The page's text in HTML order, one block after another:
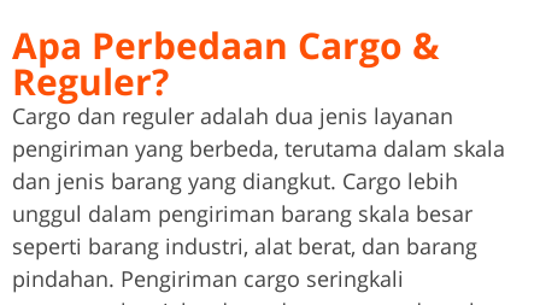
Apa Perbedaan Cargo &
Reguler?
Cargo dan reguler adalah dua jenis layanan
pengiriman yang berbeda, terutama dalam skala
dan jenis barang yang diangkut. Cargo lebih
unggul dalam pengiriman barang skala besar
seperti barang industri, alat berat, dan barang
pindahan. Pengiriman cargo seringkali